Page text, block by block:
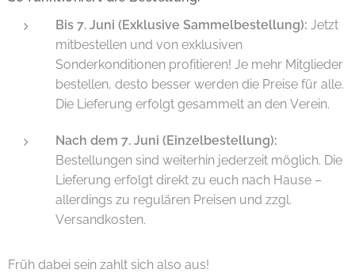
Bis 7. Juni (Exklusive Sammelbestellung): Jetzt
mitbestellen und von exklusiven
Sonderkonditionen profitieren! Je mehr Mitglieder
bestellen, desto besser werden die Preise für alle.
Die Lieferung erfolgt gesammelt an den Verein.
Nach dem 7. Juni (Einzelbestellung):
Bestellungen sind weiterhin jederzeit möglich. Die
Lieferung erfolgt direkt zu euch nach Hause –
allerdings zu regulären Preisen und zzgl.
Versandkosten.
Früh dabei sein zahlt sich also aus!